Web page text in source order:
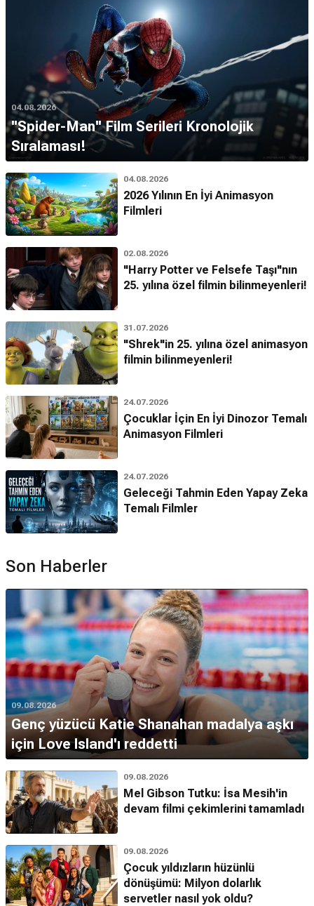
04.08.2026
''Spider-Man'' Film Serileri Kronolojik
Sıralaması!
04.08.2026
2026 Yılının En İyi Animasyon
Filmleri
02.08.2026
"Harry Potter ve Felsefe Taşı"nın
25. yılına özel filmin bilinmeyenleri!
31.07.2026
"Shrek"in 25. yılına özel animasyon
filmin bilinmeyenleri!
24.07.2026
Çocuklar İçin En İyi Dinozor Temalı
Animasyon Filmleri
24.07.2026
Geleceği Tahmin Eden Yapay Zeka
Temalı Filmler
Son Haberler
09.08.2026
Genç yüzücü Katie Shanahan madalya aşkı
için Love Island'ı reddetti
09.08.2026
Mel Gibson Tutku: İsa Mesih'in
devam filmi çekimlerini tamamladı
09.08.2026
Çocuk yıldızların hüzünlü
dönüşümü: Milyon dolarlık
servetler nasıl yok oldu?